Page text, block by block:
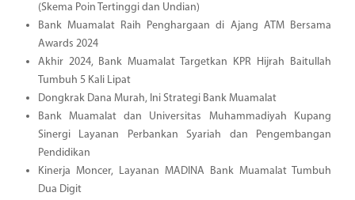
(Skema Poin Tertinggi dan Undian)
Bank Muamalat Raih Penghargaan di Ajang ATM Bersama
Awards 2024
Akhir 2024, Bank Muamalat Targetkan KPR Hijrah Baitullah
Tumbuh 5 Kali Lipat
Dongkrak Dana Murah, Ini Strategi Bank Muamalat
Bank Muamalat dan Universitas Muhammadiyah Kupang
Sinergi Layanan Perbankan Syariah dan Pengembangan
Pendidikan
Kinerja Moncer, Layanan MADINA Bank Muamalat Tumbuh
Dua Digit